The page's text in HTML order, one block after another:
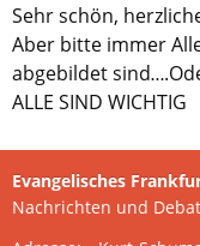
Sehr schön,
Aber bitte immer
abgebildet
ALLE SIND WICHTIG
Evangelisches
Nachrichten und